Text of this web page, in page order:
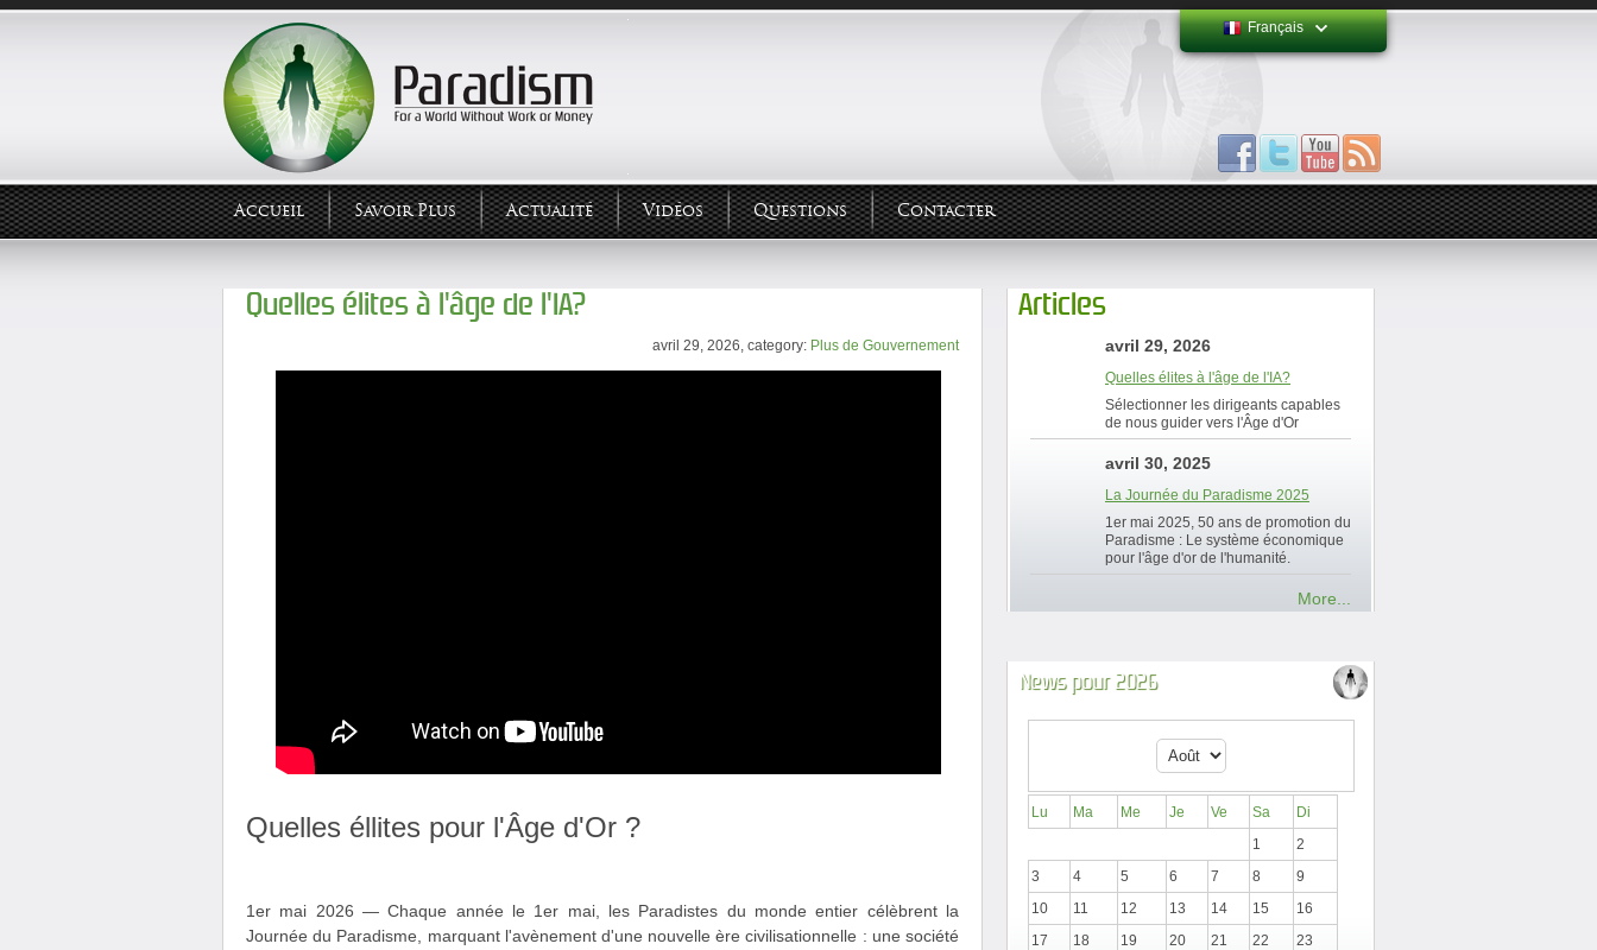
Français
Accueil Savoir Plus Actualité Vidéos Questions Contacter
Quelles élites à l'âge de l'IA?
avril 29, 2026, category: Plus de Gouvernement
Quelles éllites pour l'Âge d'Or ?
1er mai 2026 — Chaque année le 1er mai, les Paradistes du monde entier célèbrent la
Journée du Paradisme, marquant l'avènement d'une nouvelle ère civilisationnelle : une société
Articles
avril 29, 2026
Quelles élites à l'âge de l'IA?
Sélectionner les dirigeants capables
de nous guider vers l'Âge d'Or
avril 30, 2025
La Journée du Paradisme 2025
1er mai 2025, 50 ans de promotion du
Paradisme : Le système économique
pour l'âge d'or de l'humanité.
More...
News pour 2026
Lu Ma Me Je Ve Sa
Di
1
2
3
4 5 6 7 8
9
10
11 12 13 14 15
16
17
18 19 20 21 22
23